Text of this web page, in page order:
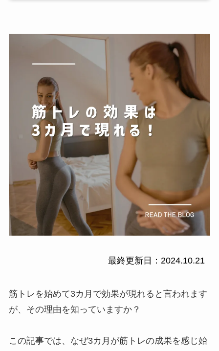
最終更新日：2024.10.21
筋トレを始めて3カ月で効果が現れると言われます
が、その理由を知っていますか？
この記事では、なぜ3カ月が筋トレの成果を感じ始